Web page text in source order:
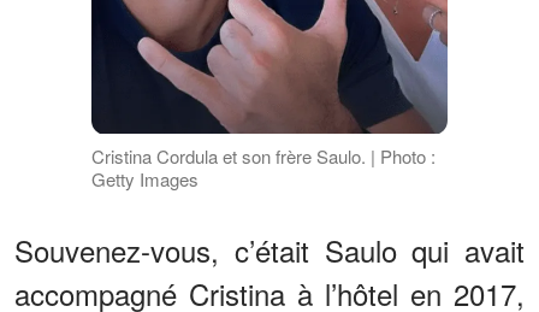
Cristina Cordula et son frère Saulo. | Photo :
Getty Images
Souvenez-vous, c’était Saulo qui avait
accompagné Cristina à l’hôtel en 2017,